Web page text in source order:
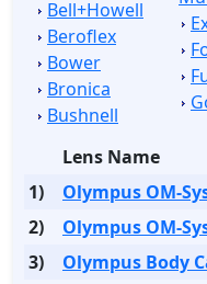
Bell+Howell
Beroflex
Bower
Bronica
Bushnell
Lens Name
1)
Olympus OM-
2)
Olympus OM-
3)
Olympus Body